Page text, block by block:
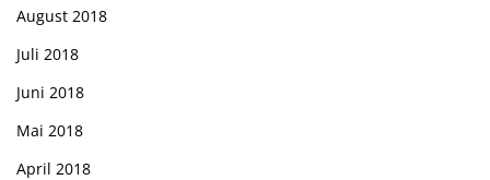
August 2018
Juli 2018
Juni 2018
Mai 2018
April 2018